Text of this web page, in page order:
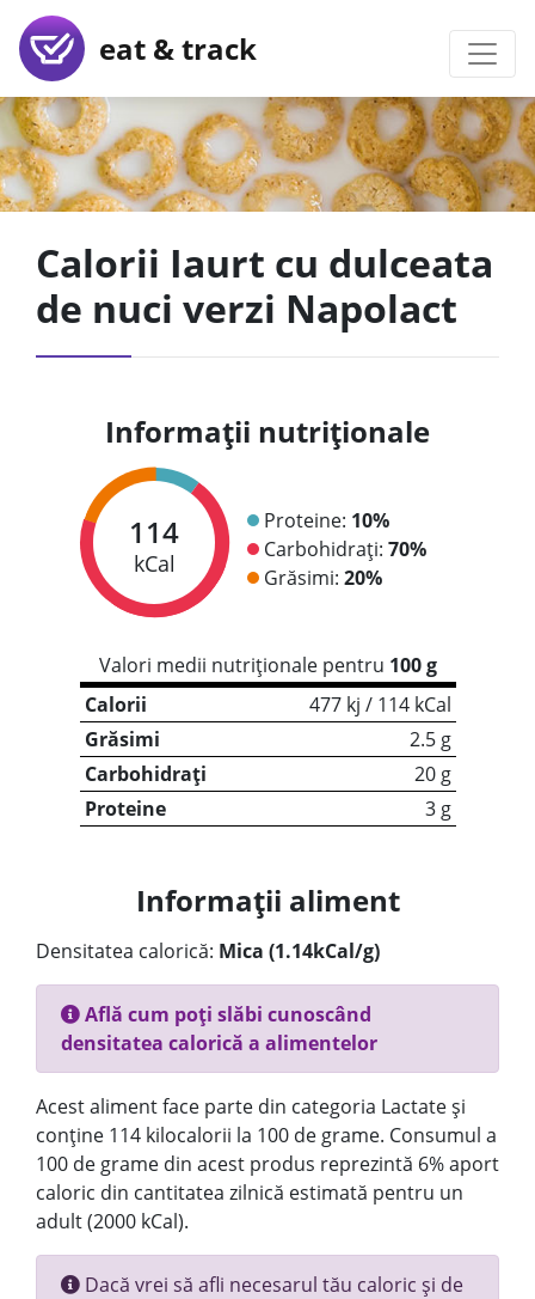
eat & track
Calorii Iaurt cu dulceata
de nuci verzi Napolact
Informații nutriționale
114
kCal
Proteine: 10%
Carbohidrați: 70%
Grăsimi: 20%
Valori medii nutriționale pentru 100 g
Calorii
477 kj / 114 kCal
Grăsimi
2.5 g
Carbohidrați
20 g
Proteine
3 g
Informații aliment
Densitatea calorică: Mica (1.14kCal/g)
Află cum poți slăbi cunoscând
densitatea calorică a alimentelor
Acest aliment face parte din categoria Lactate și
conține 114 kilocalorii la 100 de grame. Consumul a
100 de grame din acest produs reprezintă 6% aport
caloric din cantitatea zilnică estimată pentru un
adult (2000 kCal).
Dacă vrei să afli necesarul tău caloric și de